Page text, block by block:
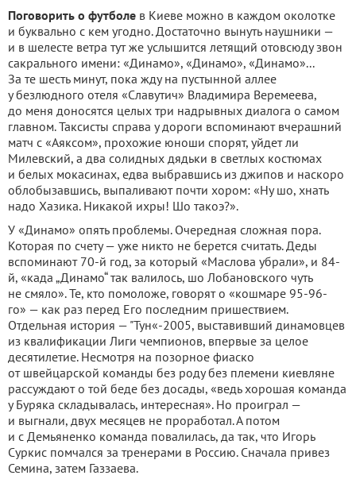
Поговорить о футболе в Киеве можно в каждом околотке
и буквально с кем угодно. Достаточно вынуть наушники —
и в шелесте ветра тут же услышится летящий отовсюду звон
сакрального имени: «Динамо», «Динамо», «Динамо»...
За те шесть минут, пока жду на пустынной аллее
у безлюдного отеля «Славутич» Владимира Веремеева,
до меня доносятся целых три надрывных диалога о самом
главном. Таксисты справа у дороги вспоминают вчерашний
матч с «Аяксом», прохожие юноши спорят, уйдет ли
Милевский, а два солидных дядьки в светлых костюмах
и белых мокасинах, едва выбравшись из джипов и наскоро
облобызавшись, выпаливают почти хором: «Ну шо, хнать
надо Хазика. Никакой ихры! Шо такоэ?».
У «Динамо» опять проблемы. Очередная сложная пора.
Которая по счету — уже никто не берется считать. Деды
вспоминают 70-й год, за который «Маслова убрали», и 84-
й, «када „Динамо“ так валилось, шо Лобановского чуть
не смяло». Те, кто помоложе, говорят о «кошмаре 95-96-
го» — как раз перед Его последним пришествием.
Отдельная история — "Тун«-2005, выставивший динамовцев
из квалификации Лиги чемпионов, впервые за целое
десятилетие. Несмотря на позорное фиаско
от швейцарской команды без роду без племени киевляне
рассуждают о той беде без досады, «ведь хорошая команда
у Буряка складывалась, интересная». Но проиграл —
и выгнали, двух месяцев не проработал. А потом
и с Демьяненко команда повалилась, да так, что Игорь
Суркис помчался за тренерами в Россию. Сначала привез
Семина, затем Газзаева.